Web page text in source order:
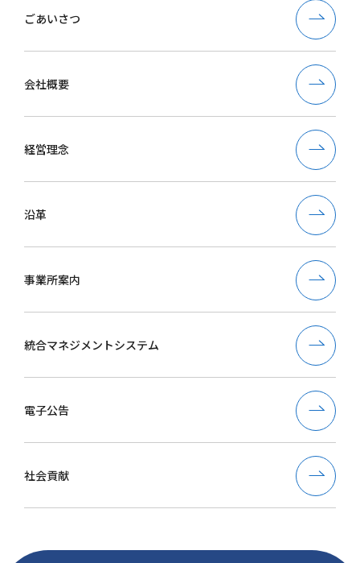
ごあいさつ
会社概要
経営理念
沿革
事業所案内
統合マネジメントシステム
電子公告
社会貢献